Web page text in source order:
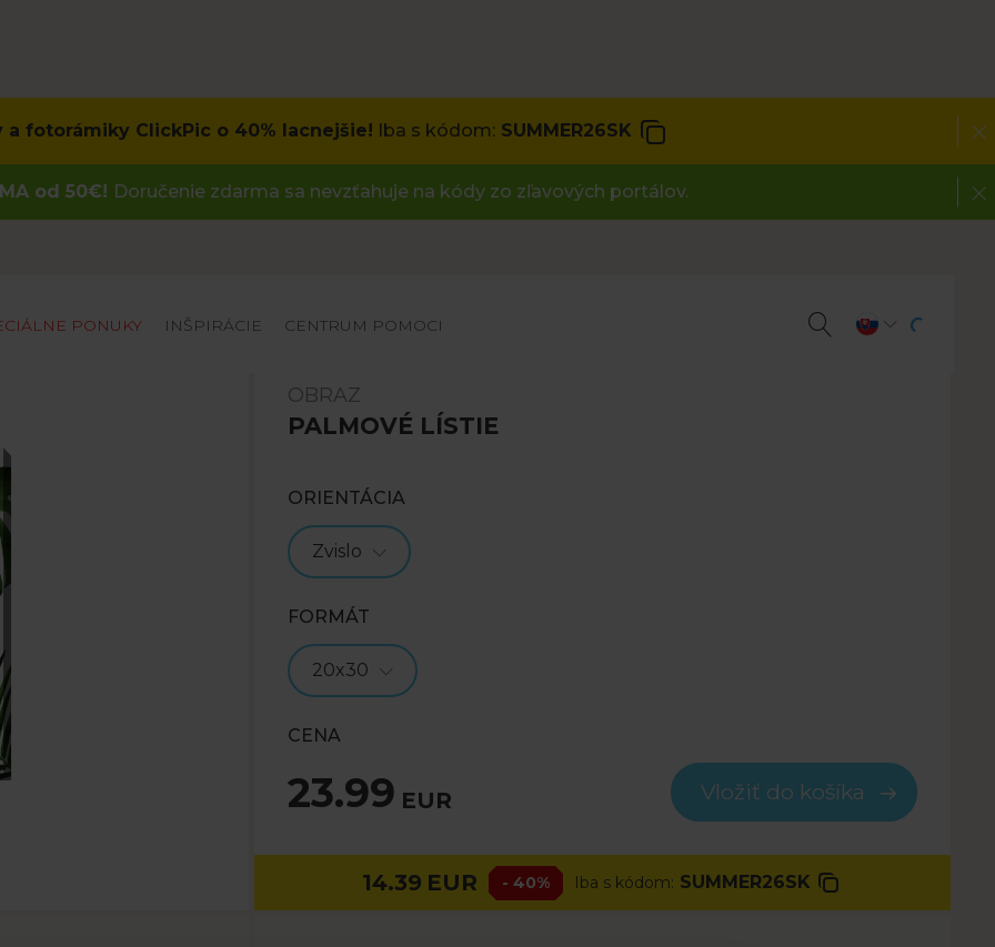
fotorámiky ClickPic o 40% lacnejšie! Iba s kódom: SUMMER26SK
od 50€! Doručenie zdarma sa nevzťahuje na kódy zo zľavových portálov.
PONUKY INŠPIRÁCIE CENTRUM POMOCI
OBRAZ
PALMOVÉ LÍSTIE
ORIENTÁCIA
Zvislo
FORMÁT
20x30
CENA
23.99 EUR Vložiť do košíka
14.39 EUR - 40% Iba s kódom: SUMMER26SK